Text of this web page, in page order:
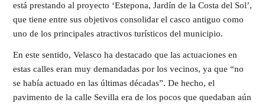
está prestando al proyecto ‘Estepona, Jardín de la Costa del Sol’,
que tiene entre sus objetivos consolidar el casco antiguo como
uno de los principales atractivos turísticos del municipio.
En este sentido, Velasco ha destacado que las actuaciones en
estas calles eran muy demandadas por los vecinos, ya que “no
se había actuado en las últimas décadas”. De hecho, el
pavimento de la calle Sevilla era de los pocos que quedaban aún